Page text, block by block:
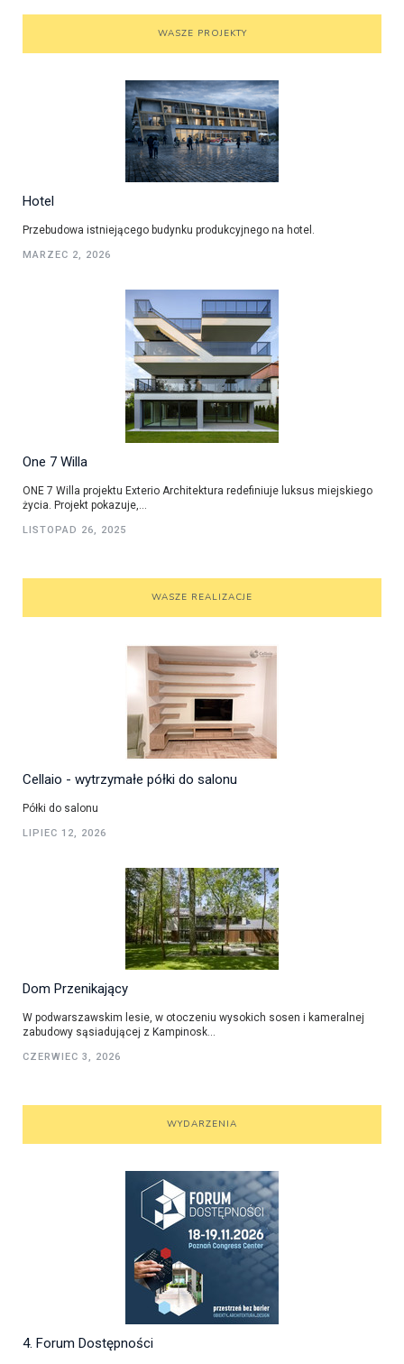
WASZE PROJEKTY
Hotel
Przebudowa istniejącego budynku produkcyjnego na hotel.
MARZEC 2, 2026
One 7 Willa
ONE 7 Willa projektu Exterio Architektura redefiniuje luksus miejskiego
życia. Projekt pokazuje,...
LISTOPAD 26, 2025
WASZE REALIZACJE
Cellaio - wytrzymałe półki do salonu
Półki do salonu
LIPIEC 12, 2026
Dom Przenikający
W podwarszawskim lesie, w otoczeniu wysokich sosen i kameralnej
zabudowy sąsiadującej z Kampinosk...
CZERWIEC 3, 2026
WYDARZENIA
4. Forum Dostępności